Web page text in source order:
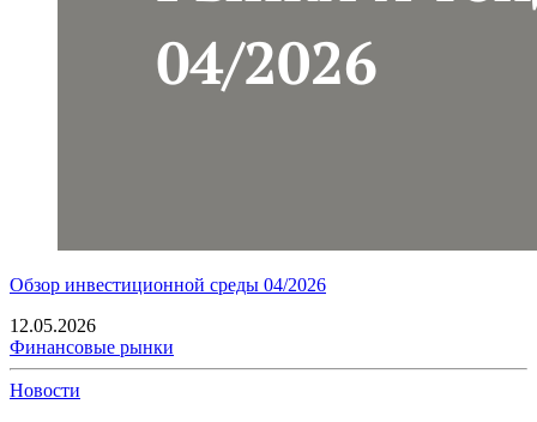
Обзор инвестиционной среды 04/2026
12.05.2026
Финансовые рынки
Новости